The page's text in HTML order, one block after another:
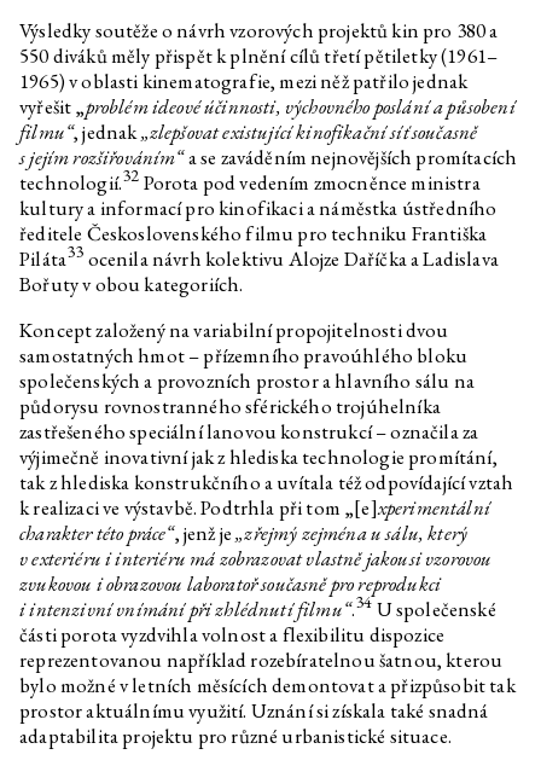
Výsledky soutěže o návrh vzorových projektů kin pro 380 a
550 diváků měly přispět k plnění cílů třetí pětiletky (1961–
1965) v oblasti kinematografie, mezi něž patřilo jednak
vyřešit „problém ideové účinnosti, výchovného poslání a působení
filmu“, jednak„zlepšovat existující kinofikační síť současně
s jejím rozšiřováním“a se zaváděním nejnovějších promítacích
technologií.32 Porota pod vedením zmocněnce ministra
kultury a informací pro kinofikaci a náměstka ústředního
ředitele Československého filmu pro techniku Františka
Piláta33 ocenila návrh kolektivu Alojze Daříčka a Ladislava
Bořuty v obou kategoriích.
Koncept založený na variabilní propojitelnosti dvou
samostatných hmot – přízemního pravoúhlého bloku
společenských a provozních prostor a hlavního sálu na
půdorysu rovnostranného sférického trojúhelníka
zastřešeného speciální lanovou konstrukcí – označila za
výjimečně inovativní jak z hlediska technologie promítání,
tak z hlediska konstrukčního a uvítala též odpovídající vztah
k realizaci ve výstavbě. Podtrhla při tom „[e]xperimentální
charakter této práce“, jenž je„zřejmý zejména u sálu, který
v exteriéru i interiéru má zobrazovat vlastně jakousi vzorovou
zvukovou i obrazovou laboratoř současně pro reprodukci
i intenzivní vnímání při zhlédnutí filmu“.34U společenské
části porota vyzdvihla volnost a flexibilitu dispozice
reprezentovanou například rozebíratelnou šatnou, kterou
bylo možné v letních měsících demontovat a přizpůsobit tak
prostor aktuálnímu využití. Uznání si získala také snadná
adaptabilita projektu pro různé urbanistické situace.